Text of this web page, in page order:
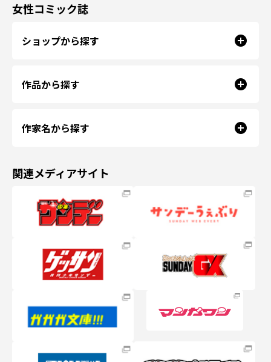
女性コミック誌
ショップから探す
作品から探す
作家名から探す
関連メディアサイト